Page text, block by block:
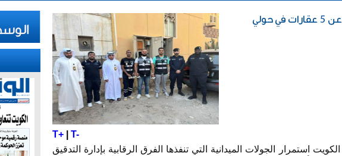
T+| T-
استمرار الجولات الميدانية التي تنفذها الفرق الرقابية بإدارة التدقيق